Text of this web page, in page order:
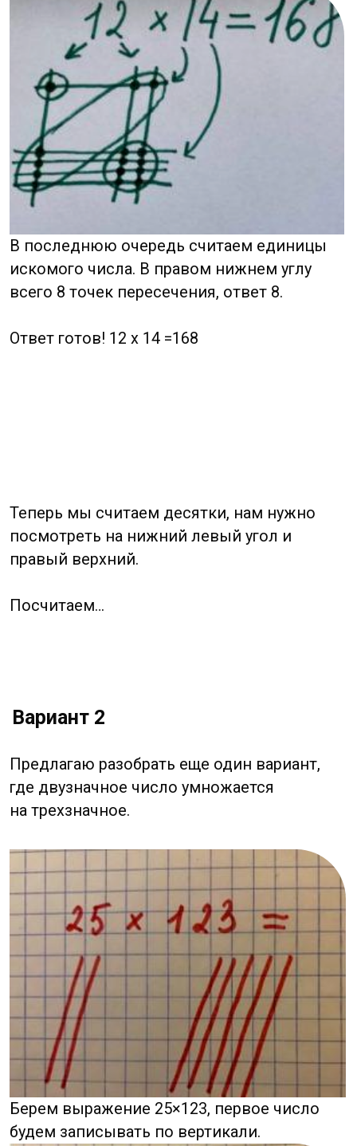
Берем выражение 25×123, первое число
Здесь выделяется четыре области
пересечения прямых, т.к. число в ответе
Пересчитав все точки пересечения,
выходит вот такое число.
Не спешите говорить, что тут ошибка
и автор явно не освоил китайский метод